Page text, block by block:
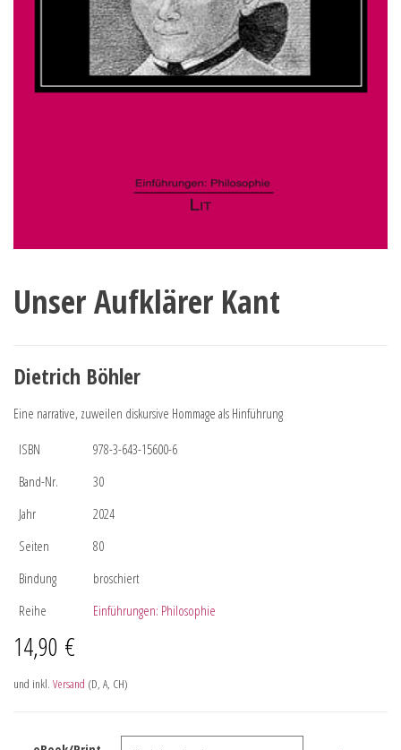
Unser Aufklärer Kant
Dietrich Böhler
Eine narrative, zuweilen diskursive Hommage als Hinführung
ISBN
978-3-643-15600-6
Band-Nr.
30
Jahr
2024
Seiten
80
Bindung
broschiert
Reihe
Einführungen: Philosophie
14,90 €
und inkl. Versand (D, A, CH)